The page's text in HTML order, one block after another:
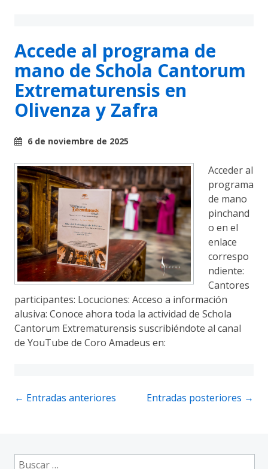
Accede al programa de
mano de Schola Cantorum
Extrematurensis en
Olivenza y Zafra
6 de noviembre de 2025
Acceder al
programa
de mano
pinchand
o en el
enlace
correspo
ndiente:
Cantores
participantes: Locuciones: Acceso a información
alusiva: Conoce ahora toda la actividad de Schola
Cantorum Extrematurensis suscribiéndote al canal
de YouTube de Coro Amadeus en:
Navegación
← Entradas anteriores Entradas posteriores →
Buscar: